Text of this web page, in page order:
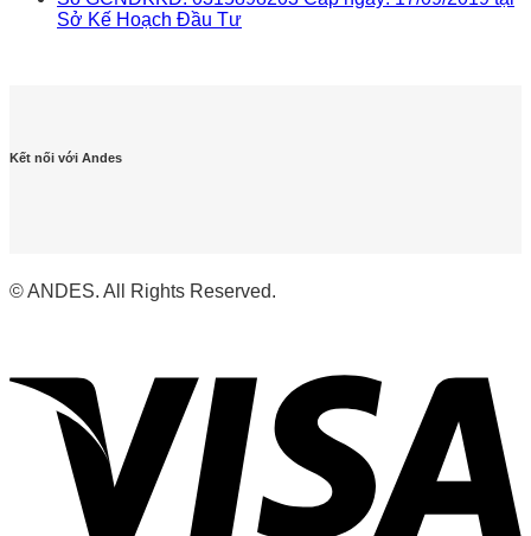
Sở Kế Hoạch Đầu Tư
Kết nối với Andes
© ANDES. All Rights Reserved.